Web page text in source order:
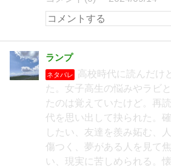
ランプ
ネタバレ
高校時代に読んだけ
た。女子高生の悩みやラビ
たのは覚えていたけど。再
代を思い出して抉られた。
したい、友達を羨み妬む、
傷つく、夢がある人を見て
い、現実に苦しめられる。